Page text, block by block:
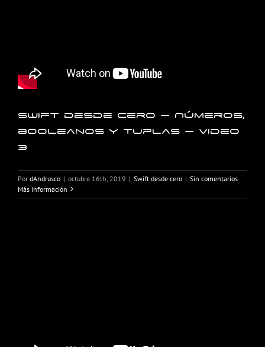
Swift desde cero – Números,
booleanos y tuplas – Video
3
Por dAndrusco | octubre 16th, 2019 | Swift desde cero | Sin comentarios
Más información